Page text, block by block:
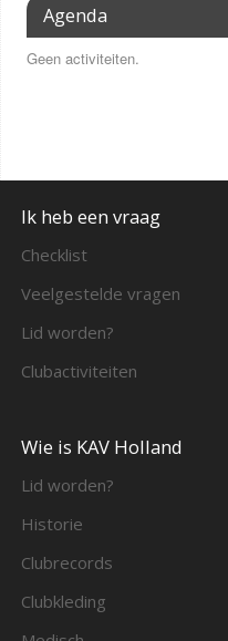
Agenda
Geen activiteiten.
Ik heb een vraag
Checklist
Veelgestelde vragen
Lid worden?
Clubactiviteiten
Wie is KAV Holland
Lid worden?
Historie
Clubrecords
Clubkleding